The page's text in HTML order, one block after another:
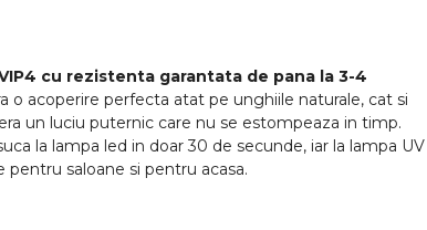
cu rezistenta garantata de pana la 3-4
o acoperire perfecta atat pe unghiile naturale, cat si
un luciu puternic care nu se estompeaza in timp.
la lampa led in doar 30 de secunde, iar la lampa UV
pentru saloane si pentru acasa.